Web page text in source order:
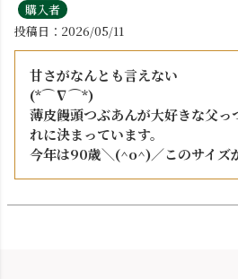
購入者
投稿日
2026/05/11
甘さがなんとも言えない
(*⌒∇⌒*)
薄皮饅頭つぶあんが大好きな父っ
れに決まっています。
今年は90歳＼(^o^)／このサイズ